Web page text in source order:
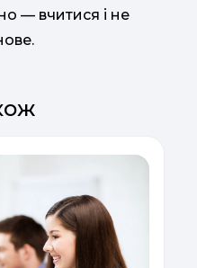
— вчитися і не